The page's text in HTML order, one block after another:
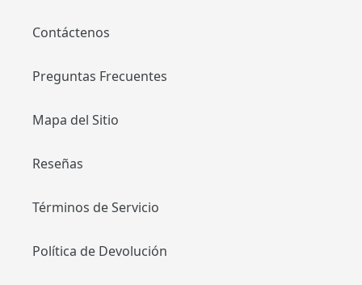
Contáctenos
Preguntas Frecuentes
Mapa del Sitio
Reseñas
Términos de Servicio
Política de Devolución